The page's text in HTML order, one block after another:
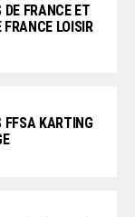
FRANCE ET
FRANCE LOISIR
FFSA KARTING